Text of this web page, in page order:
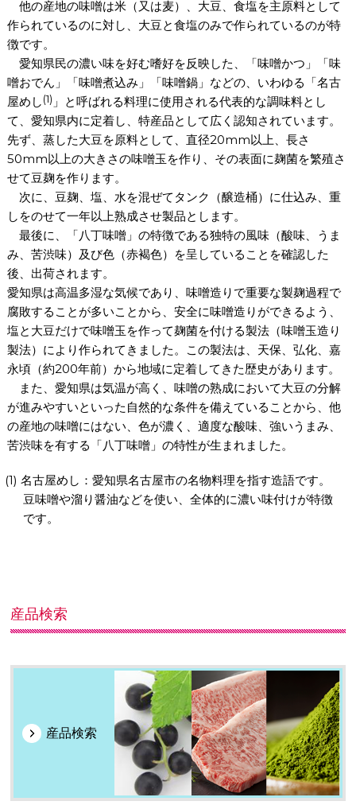
他の産地の味噌は米（又は麦）、大豆、食塩を主原料として
作られているのに対し、大豆と食塩のみで作られているのが特
徴です。
愛知県民の濃い味を好む嗜好を反映した、「味噌かつ」「味
噌おでん」「味噌煮込み」「味噌鍋」などの、いわゆる「名古
屋めし (1) 」と呼ばれる料理に使用される代表的な調味料とし
て、愛知県内に定着し、特産品として広く認知されています。
先ず、蒸した大豆を原料として、直径20mm以上、長さ
50mm以上の大きさの味噌玉を作り、その表面に麹菌を繁殖さ
せて豆麹を作ります。
次に、豆麹、塩、水を混ぜてタンク（醸造桶）に仕込み、重
しをのせて一年以上熟成させ製品とします。
最後に、「八丁味噌」の特徴である独特の風味（酸味、うま
み、苦渋味）及び色（赤褐色）を呈していることを確認した
後、出荷されます。
愛知県は高温多湿な気候であり、味噌造りで重要な製麹過程で
腐敗することが多いことから、安全に味噌造りができるよう、
塩と大豆だけで味噌玉を作って麹菌を付ける製法（味噌玉造り
製法）により作られてきました。この製法は、天保、弘化、嘉
永頃（約200年前）から地域に定着してきた歴史があります。
また、愛知県は気温が高く、味噌の熟成において大豆の分解
が進みやすいといった自然的な条件を備えていることから、他
の産地の味噌にはない、色が濃く、適度な酸味、強いうまみ、
苦渋味を有する「八丁味噌」の特性が生まれました。
名古屋めし：愛知県名古屋市の名物料理を指す造語です。
豆味噌や溜り醤油などを使い、全体的に濃い味付けが特徴
です。
産品検索
産品検索